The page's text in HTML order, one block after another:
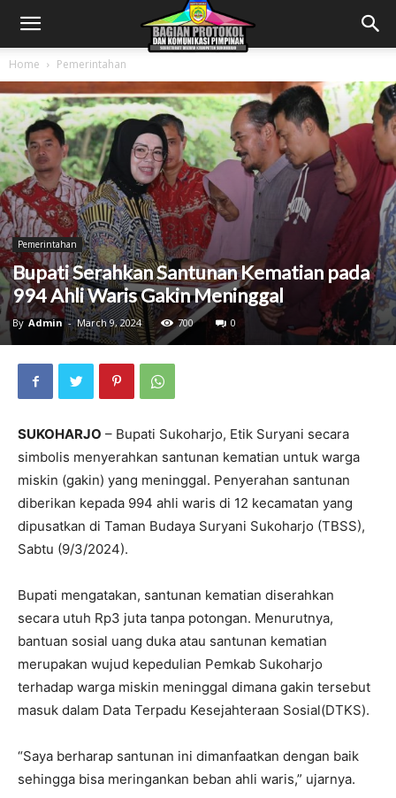
Home Pemerintahan
Pemerintahan
Bupati Serahkan Santunan Kematian pada
994 Ahli Waris Gakin Meninggal
By Admin - March 9, 2024 700 0
SUKOHARJO – Bupati Sukoharjo, Etik Suryani secara
simbolis menyerahkan santunan kematian untuk warga
miskin (gakin) yang meninggal. Penyerahan santunan
diberikan kepada 994 ahli waris di 12 kecamatan yang
dipusatkan di Taman Budaya Suryani Sukoharjo (TBSS),
Sabtu (9/3/2024).
Bupati mengatakan, santunan kematian diserahkan
secara utuh Rp3 juta tanpa potongan. Menurutnya,
bantuan sosial uang duka atau santunan kematian
merupakan wujud kepedulian Pemkab Sukoharjo
terhadap warga miskin meninggal dimana gakin tersebut
masuk dalam Data Terpadu Kesejahteraan Sosial(DTKS).
“Saya berharap santunan ini dimanfaatkan dengan baik
sehingga bisa meringankan beban ahli waris,” ujarnya.